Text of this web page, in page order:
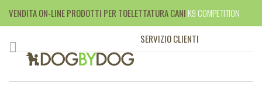
VENDITA ON-LINE PRODOTTI PER TOELETTATURA CANI K9 COMPETITION
SERVIZIO CLIENTI